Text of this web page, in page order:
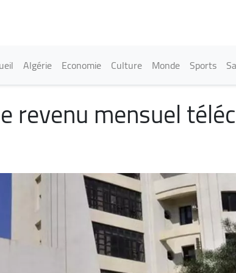
navigation
Algérie Economie Culture Monde Sports
revenu mensuel